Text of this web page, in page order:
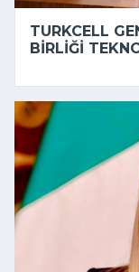
TURKCELL
BIRLIĞI